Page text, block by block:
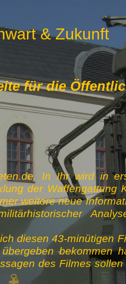
& Zukunft
für die
In Ihr wird in
der Waffengattung
weitere neue
diesen 43-minütigen
bekommen
des Filmes